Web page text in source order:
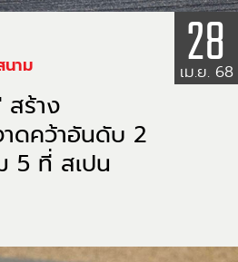
าม
สร้าง
าดคว้าอันดับ 2
5 ที่ สเปน
28
เม.ย. 68